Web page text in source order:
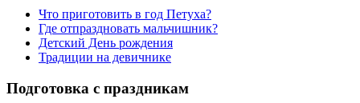
Что приготовить в год Петуха?
Где отпраздновать мальчишник?
Детский День рождения
Традиции на девичнике
Подготовка с праздникам